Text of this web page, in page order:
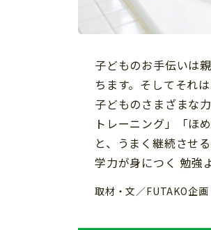
子どものお手伝いは
ちます。そしてそれ
子どものさまざまな
トレーニング」「ほ
と、うまく継続させ
学力が身につく 勉強
取材・文／FUTAKO企画